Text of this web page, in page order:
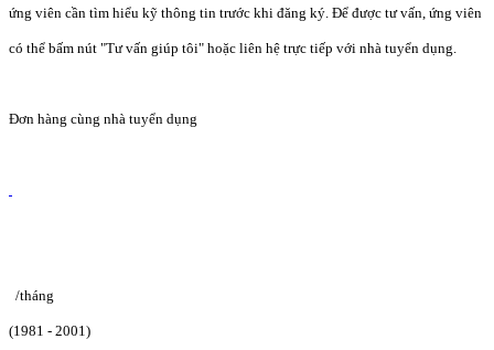
ứng viên cần tìm hiểu kỹ thông tin trước khi đăng ký. Để được tư vấn, ứng viên
có thể bấm nút "Tư vấn giúp tôi" hoặc liên hệ trực tiếp với nhà tuyển dụng.
Đơn hàng cùng nhà tuyển dụng
/tháng
(1981 - 2001)